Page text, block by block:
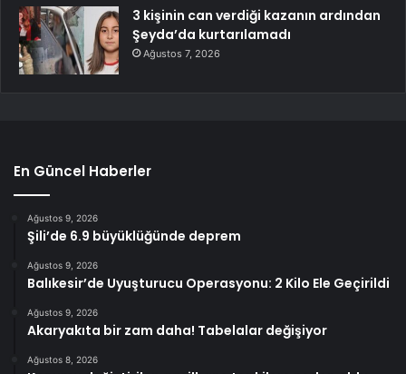
3 kişinin can verdiği kazanın ardından
Şeyda’da kurtarılamadı
Ağustos 7, 2026
En Güncel Haberler
Ağustos 9, 2026
Şili’de 6.9 büyüklüğünde deprem
Ağustos 9, 2026
Balıkesir’de Uyuşturucu Operasyonu: 2 Kilo Ele Geçirildi
Ağustos 9, 2026
Akaryakıta bir zam daha! Tabelalar değişiyor
Ağustos 8, 2026